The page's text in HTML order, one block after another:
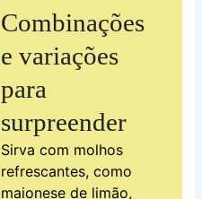
Combinações
e variações
para
surpreender
Sirva com molhos
refrescantes, como
maionese de limão,